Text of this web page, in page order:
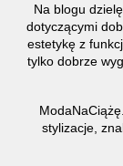
Na blogu
dotyczącymi
estetykę z
tylko dobrze
stylizacje,